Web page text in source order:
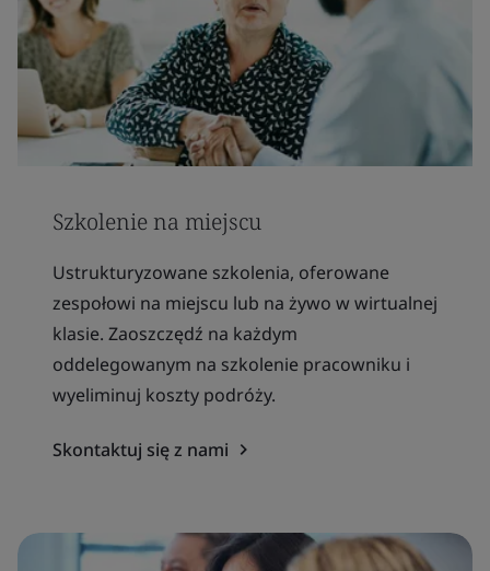
Szkolenie na miejscu
Ustrukturyzowane szkolenia, oferowane
zespołowi na miejscu lub na żywo w wirtualnej
klasie. Zaoszczędź na każdym
oddelegowanym na szkolenie pracowniku i
wyeliminuj koszty podróży.
Skontaktuj się z nami